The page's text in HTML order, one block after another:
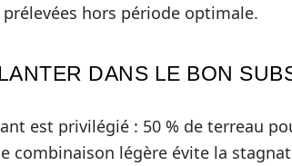
hors période optimale.
DANS LE BON
est privilégié : 50 % de terreau
combinaison légère évite la